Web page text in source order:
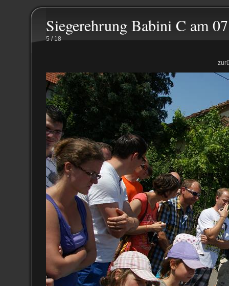
Siegerehrung Babini C am
5 / 18